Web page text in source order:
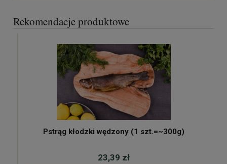
Rekomendacje produktowe
Pstrąg kłodzki wędzony (1 szt.=~300g)
23,39 zł